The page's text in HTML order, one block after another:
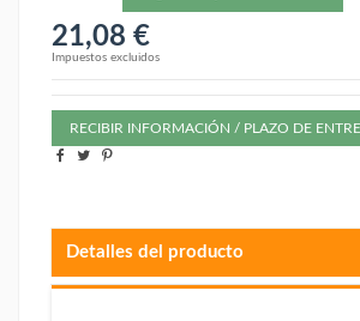
21,08 €
Impuestos excluidos
RECIBIR INFORMACIÓN / PLAZO DE
Detalles del producto